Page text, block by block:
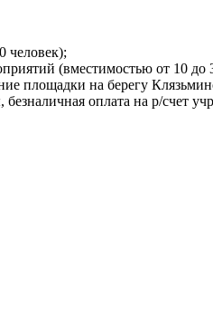
человек);
(вместимостью от 10 до
площадки на берегу
оплата на р/счет